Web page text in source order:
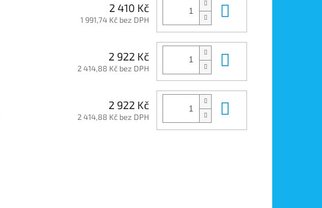
2 410 Kč
1 991,74 Kč bez DPH
2 922 Kč
2 414,88 Kč bez DPH
2 922 Kč
2 414,88 Kč bez DPH